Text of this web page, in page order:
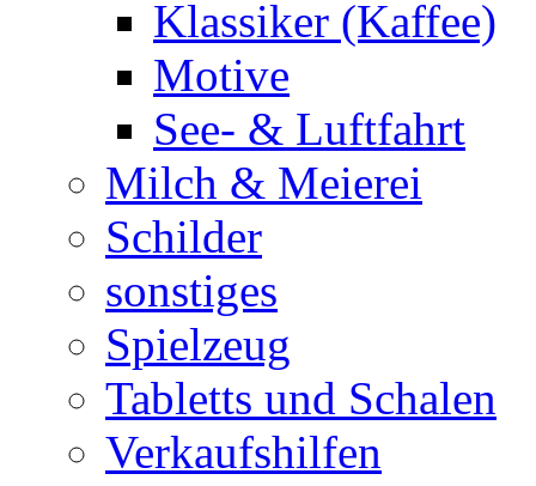
Klassiker (Kaffee)
Motive
See- & Luftfahrt
Milch & Meierei
Schilder
sonstiges
Spielzeug
Tabletts und Schalen
Verkaufshilfen